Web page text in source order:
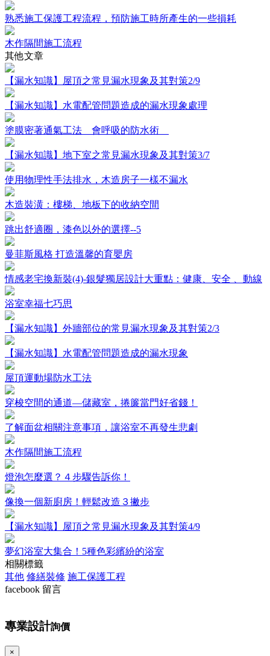
熟悉施工保護工程流程，預防施工時所產生的一些損耗
木作隔間施工流程
其他文章
【漏水知識】屋頂之常見漏水現象及其對策2/9
【漏水知識】水電配管問題造成的漏水現象處理
塗膜密著通氣工法 會呼吸的防水術
【漏水知識】地下室之常見漏水現象及其對策3/7
使用物理性手法排水，木造房子一樣不漏水
木造裝潢：樓梯、地板下的收納空間
跳出舒適圈，漆色以外的選擇--5
曼菲斯風格 打造溫馨的育嬰房
情感老宅換新裝(4)-銀髮獨居設計大重點：健康、安全 、動線
浴室幸福七巧思
【漏水知識】外牆部位的常見漏水現象及其對策2/3
【漏水知識】水電配管問題造成的漏水現象
屋頂運動場防水工法
穿梭空間的通道—儲藏室，捲簾當門好省錢！
了解面盆相關注意事項，讓浴室不再發生悲劇
木作隔間施工流程
燈泡怎麼選？４步驟告訴你！
像換一個新廚房！輕鬆改造３撇步
【漏水知識】屋頂之常見漏水現象及其對策4/9
夢幻浴室大集合！5種色彩繽紛的浴室
相關標籤
其他 修繕裝修 施工保護工程
facebook 留言
專業設計詢價
×